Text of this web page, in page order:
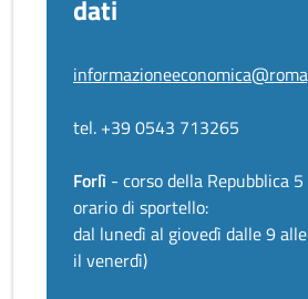
dati
tel. +39 0543 713265
Forlì - corso della Repubblica 5
orario di sportello:
dal lunedì al giovedì dalle 9
il venerdì)